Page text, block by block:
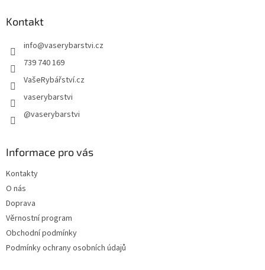
Kontakt
info@vaserybarstvi.cz
739 740 169
VašeRybářství.cz
vaserybarstvi
@vaserybarstvi
Informace pro vás
Kontakty
O nás
Doprava
Věrnostní program
Obchodní podmínky
Podmínky ochrany osobních údajů